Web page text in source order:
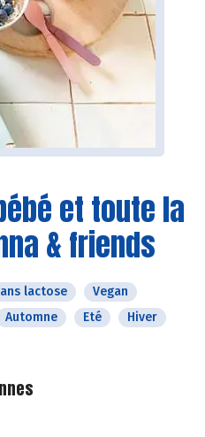
et toute la
& friends
lactose
Vegan
Automne Eté
Hiver